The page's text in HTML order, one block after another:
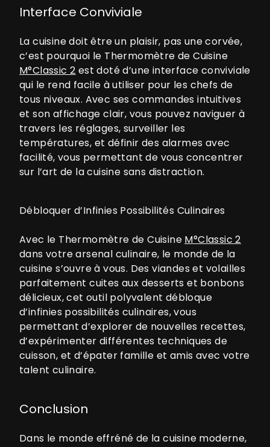
Interface Conviviale
La cuisine doit être un plaisir, pas une corvée,
c’est pourquoi le Thermomètre de Cuisine
M°Classic 2 est doté d’une interface conviviale
qui le rend facile à utiliser pour les chefs de
tous niveaux. Avec ses commandes intuitives
et son affichage clair, vous pouvez naviguer à
travers les réglages, surveiller les
températures, et définir des alarmes avec
facilité, vous permettant de vous concentrer
sur l’art de la cuisine sans distraction.
Débloquer d’Infinies Possibilités Culinaires
Avec le Thermomètre de Cuisine M°Classic 2
dans votre arsenal culinaire, le monde de la
cuisine s’ouvre à vous. Des viandes et volailles
parfaitement cuites aux desserts et bonbons
délicieux, cet outil polyvalent débloque
d’infinies possibilités culinaires, vous
permettant d’explorer de nouvelles recettes,
d’expérimenter différentes techniques de
cuisson, et d’épater famille et amis avec votre
talent culinaire.
Conclusion
Dans le monde effréné de la cuisine moderne,